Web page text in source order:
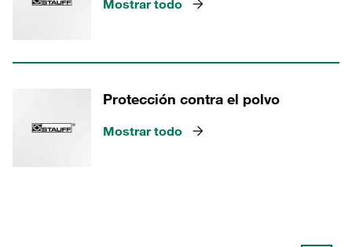
Mostrar todo
Protección contra el polvo
Mostrar todo